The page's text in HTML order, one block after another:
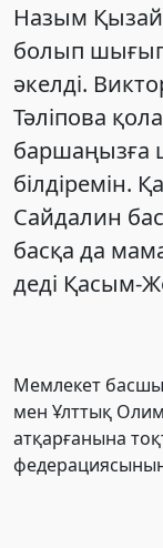
Назым
болып
әкелді.
Тәліпова
білдіремін.
Сайдалин
басқа да
деді Қасым-
Мемлекет
мен Ұлттық
атқарғанына